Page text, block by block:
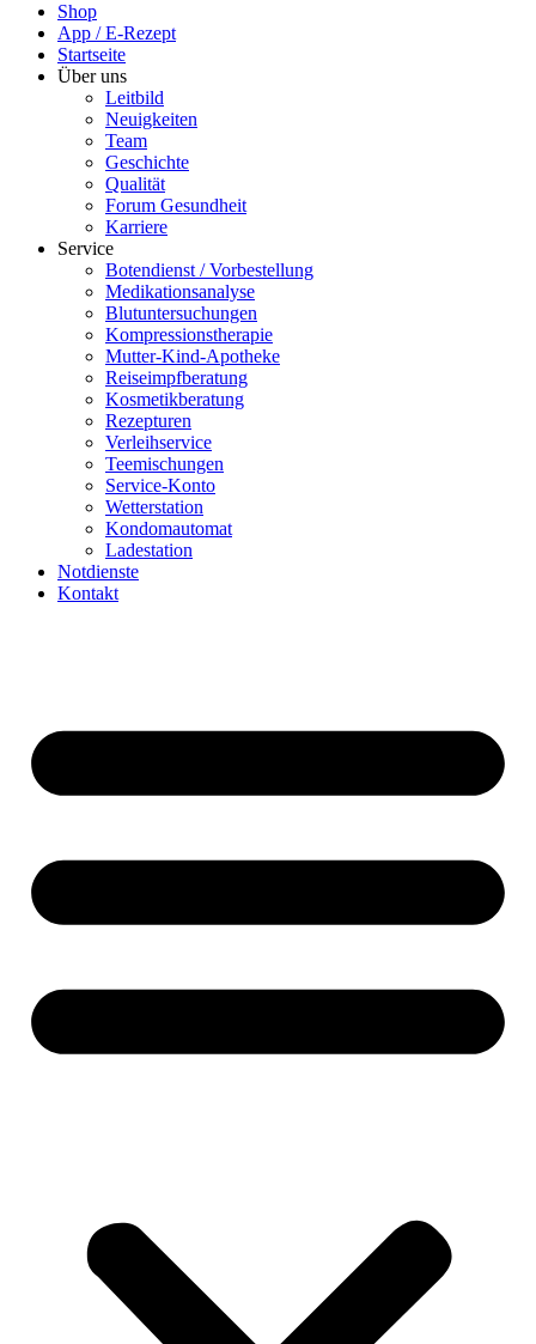
Shop
App / E-Rezept
Startseite
Über uns
Leitbild
Neuigkeiten
Team
Geschichte
Qualität
Forum Gesundheit
Karriere
Service
Botendienst / Vorbestellung
Medikationsanalyse
Blutuntersuchungen
Kompressionstherapie
Mutter-Kind-Apotheke
Reiseimpfberatung
Kosmetikberatung
Rezepturen
Verleihservice
Teemischungen
Service-Konto
Wetterstation
Kondomautomat
Ladestation
Notdienste
Kontakt